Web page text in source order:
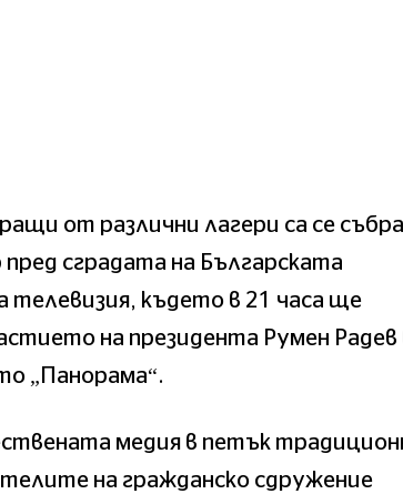
от различни лагери са се
пред сградата на Българската
телевизия, където в 21 часа ще
на президента Румен Радев
„Панорама“.
медия в петък
на гражданско сдружение